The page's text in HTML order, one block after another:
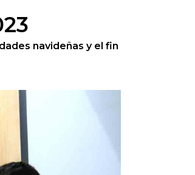
navideñas y el fin